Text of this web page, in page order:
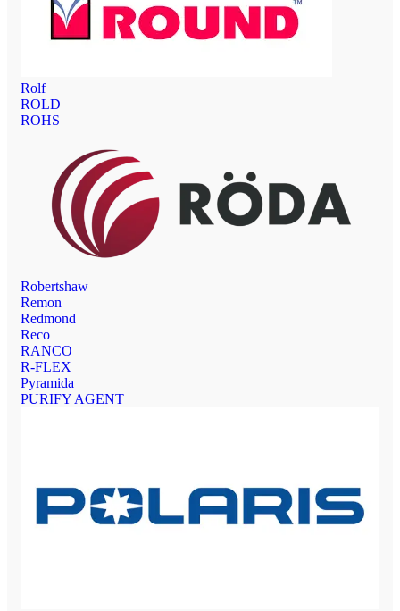
Rolf
ROLD
ROHS
Robertshaw
Remon
Redmond
Reco
RANCO
R-FLEX
Pyramida
PURIFY AGENT